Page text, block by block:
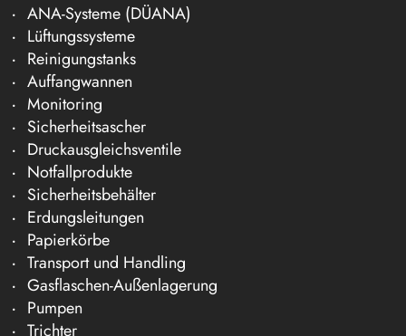
ANA-Systeme (DÜANA)
Lüftungssysteme
Reinigungstanks
Auffangwannen
Monitoring
Sicherheitsascher
Druckausgleichsventile
Notfallprodukte
Sicherheitsbehälter
Erdungsleitungen
Papierkörbe
Transport und Handling
Gasflaschen-Außenlagerung
Pumpen
Trichter